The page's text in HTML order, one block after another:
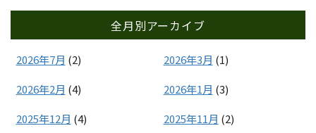
全月別アーカイブ
2026年7月 (2) 2026年3月 (1)
2026年2月 (4) 2026年1月 (3)
2025年12月 (4) 2025年11月 (2)